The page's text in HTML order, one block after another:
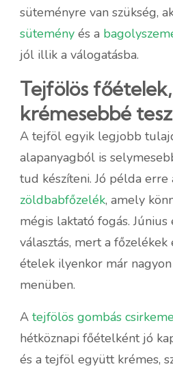
süteményre van szükség,
sütemény és a
jól illik a válogatásba.
Tejfölös
krémesebbé
A tejföl egyik legjobb
alapanyagból is
tud készíteni. Jó példa erre
zöldbabfőzelék, amely
mégis laktató fogás.
választás, mert a főzelékek
ételek ilyenkor már
menüben.
A tejfölös gombás
hétköznapi főételként jó
és a tejföl együtt krémes,